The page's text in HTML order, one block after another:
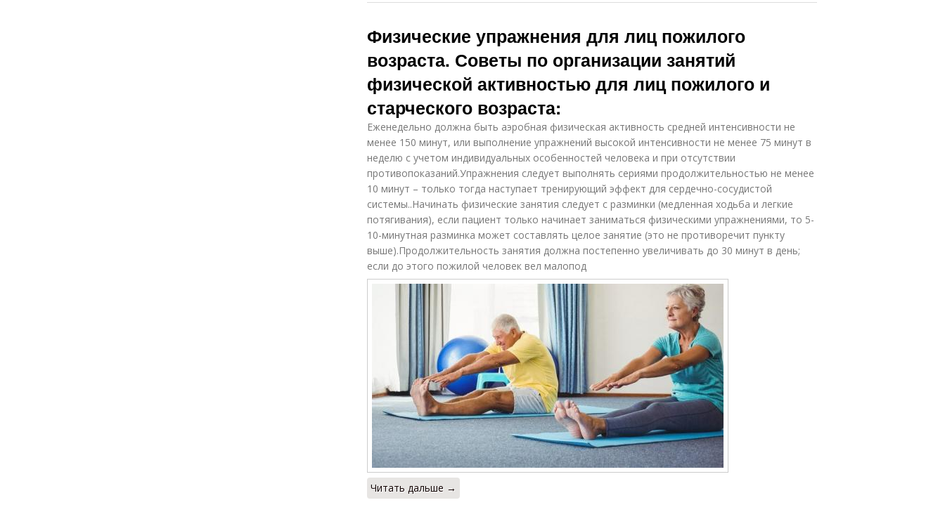
Физические упражнения для лиц пожилого
возраста. Советы по организации занятий
физической активностью для лиц пожилого и
старческого возраста:
Еженедельно должна быть аэробная физическая активность средней интенсивности не
менее 150 минут, или выполнение упражнений высокой интенсивности не менее 75 минут в
неделю с учетом индивидуальных особенностей человека и при отсутствии
противопоказаний.Упражнения следует выполнять сериями продолжительностью не менее
10 минут – только тогда наступает тренирующий эффект для сердечно-сосудистой
системы..Начинать физические занятия следует с разминки (медленная ходьба и легкие
потягивания), если пациент только начинает заниматься физическими упражнениями, то 5-
10-минутная разминка может составлять целое занятие (это не противоречит пункту
выше).Продолжительность занятия должна постепенно увеличивать до 30 минут в день;
если до этого пожилой человек вел малопод
Читать дальше →